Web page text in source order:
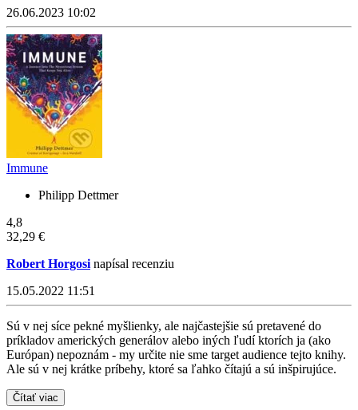
26.06.2023 10:02
Immune
Philipp Dettmer
4,8
32,29 €
Robert Horgosi napísal recenziu
15.05.2022 11:51
Sú v nej síce pekné myšlienky, ale najčastejšie sú pretavené do
príkladov amerických generálov alebo iných ľudí ktorích ja (ako
Európan) nepoznám - my určite nie sme target audience tejto knihy.
Ale sú v nej krátke príbehy, ktoré sa ľahko čítajú a sú inšpirujúce.
Čítať viac